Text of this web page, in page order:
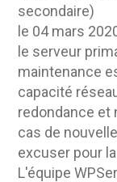
secondaire)
le 04 mars
le serveur
maintenance
capacité
redondance et
cas de
excuser pour
L'équipe